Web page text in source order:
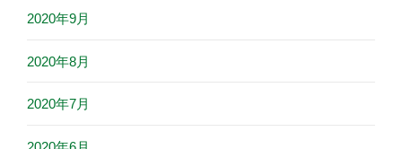
2020年9月
2020年8月
2020年7月